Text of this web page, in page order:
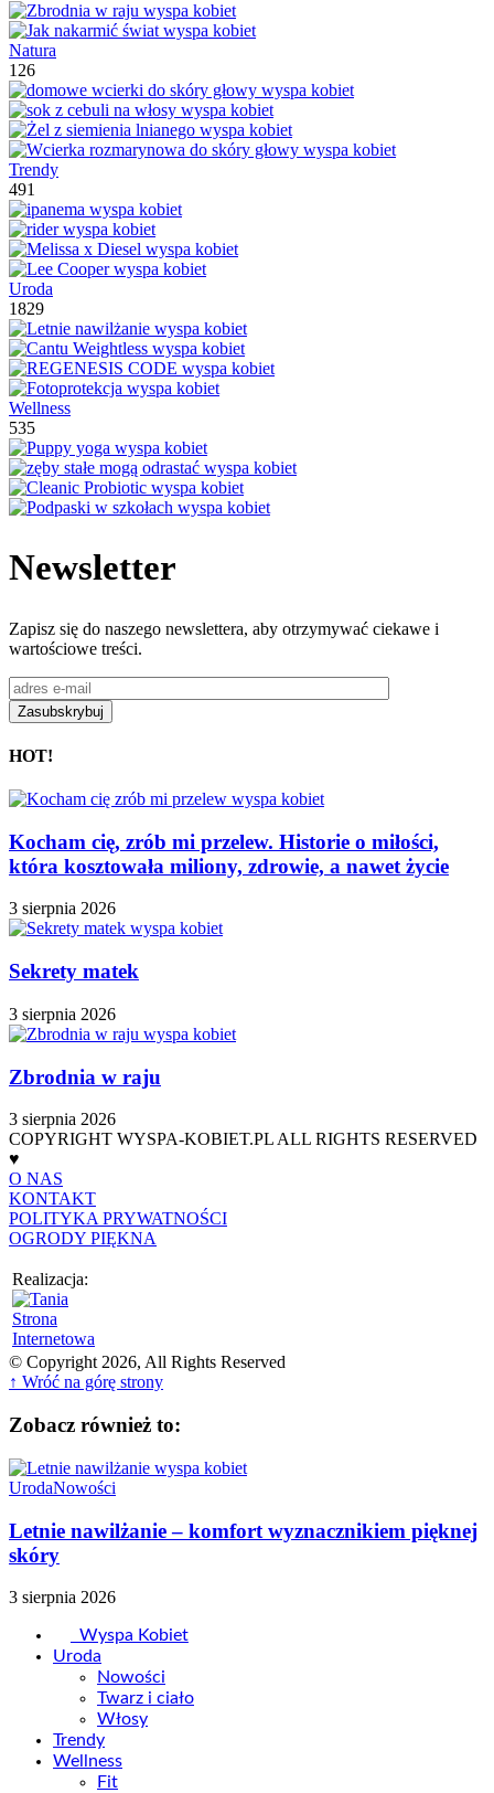
Natura
126
Trendy
491
Uroda
1829
Wellness
535
Newsletter
Zapisz się do naszego newslettera, aby otrzymywać ciekawe i
wartościowe treści.
HOT!
Kocham cię, zrób mi przelew. Historie o miłości,
która kosztowała miliony, zdrowie, a nawet życie
3 sierpnia 2026
Sekrety matek
3 sierpnia 2026
Zbrodnia w raju
3 sierpnia 2026
COPYRIGHT WYSPA-KOBIET.PL ALL RIGHTS RESERVED
♥
O NAS
KONTAKT
POLITYKA PRYWATNOŚCI
OGRODY PIĘKNA
Realizacja:
© Copyright 2026, All Rights Reserved
↑ Wróć na górę strony
Zobacz również to:
UrodaNowości
Letnie nawilżanie – komfort wyznacznikiem pięknej
skóry
3 sierpnia 2026
Wyspa Kobiet
Uroda
Nowości
Twarz i ciało
Włosy
Trendy
Wellness
Fit